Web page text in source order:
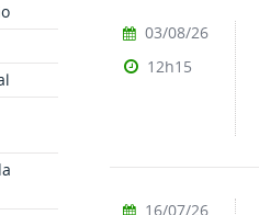
03/08/26
12h15
16/07/26